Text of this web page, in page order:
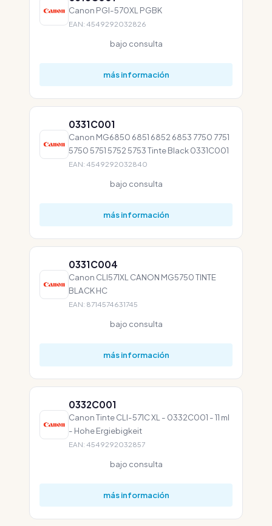
Canon PGI-570XL PGBK
EAN: 4549292032826
bajo consulta
más información
0331C001
Canon MG6850 6851 6852 6853 7750 7751
5750 5751 5752 5753 Tinte Black 0331C001
EAN: 4549292032840
bajo consulta
más información
0331C004
Canon CLI571XL CANON MG5750 TINTE
BLACK HC
EAN: 8714574631745
bajo consulta
más información
0332C001
Canon Tinte CLI-571C XL - 0332C001 - 11 ml
- Hohe Ergiebigkeit
EAN: 4549292032857
bajo consulta
más información